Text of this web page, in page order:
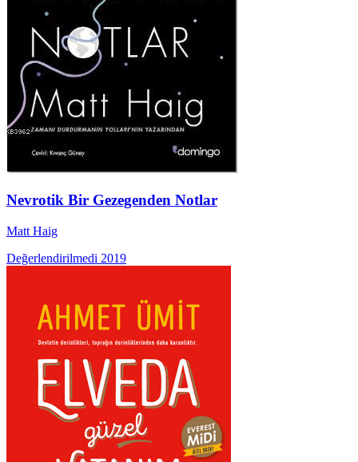
Nevrotik Bir Gezegenden Notlar
Matt Haig
Değerlendirilmedi 2019